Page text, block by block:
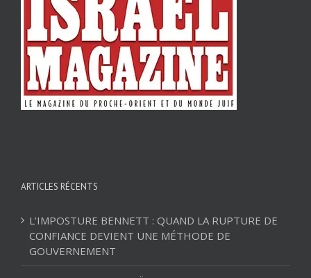
ARTICLES RÉCENTS
L’IMPOSTURE BENNETT : QUAND LA RUPTURE DE
CONFIANCE DEVIENT UNE MÉTHODE DE
GOUVERNEMENT